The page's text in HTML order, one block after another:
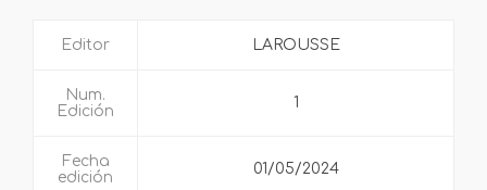
Editor LAROUSSE
Num.
Edición
1
Fecha
edición
01/05/2024